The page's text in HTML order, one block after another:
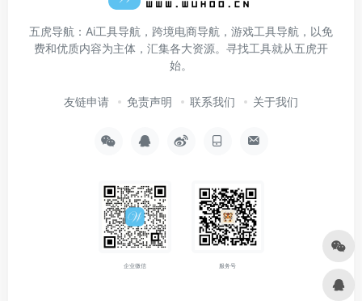
五虎导航：Ai工具导航，跨境电商导航，游戏工具导航，以免
费和优质内容为主体，汇集各大资源。寻找工具就从五虎开
始。
友链申请 免责声明 联系我们 关于我们
企业微信 服务号